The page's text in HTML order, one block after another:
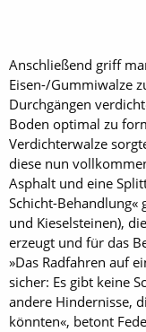
Anschließend griff
Eisen-/Gummiwalze
Durchgängen
Boden optimal zu
Verdichterwalze
diese nun
Asphalt und eine
Schicht-Behandlung«
und Kieselsteinen),
erzeugt und für das
»Das Radfahren auf
sicher: Es gibt keine
andere Hindernisse,
könnten«, betont